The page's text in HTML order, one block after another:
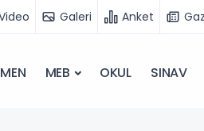
Galeri Anket
MEB OKUL SINAV